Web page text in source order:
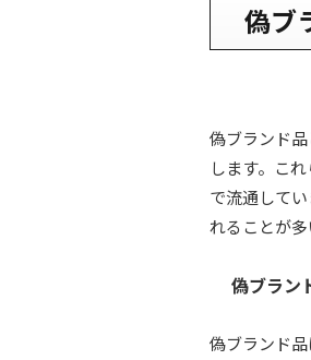
偽ブ
偽ブランド
します。こ
で流通して
れることが
偽ブラン
偽ブランド